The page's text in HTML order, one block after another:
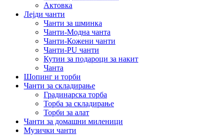
Актовка
Лејди чанти
Чанти за шминка
Чанти-Модна чанта
Чанти-Кожени чанти
Чанти-PU чанти
Кутии за подароци за накит
Чанта
Шопинг и торби
Чанти за складирање
Градинарска торба
Торба за складирање
Торби за алат
Чанти за домашни миленици
Музички чанти